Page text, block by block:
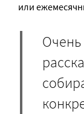
или
Очень